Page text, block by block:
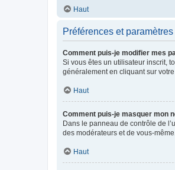
Haut
Préférences et
Comment puis-je modifier mes
Si vous êtes un utilisateur inscrit,
généralement en cliquant sur
Haut
Comment puis-je masquer mon
Dans le panneau de contrôle de
des modérateurs et de vous-
Haut